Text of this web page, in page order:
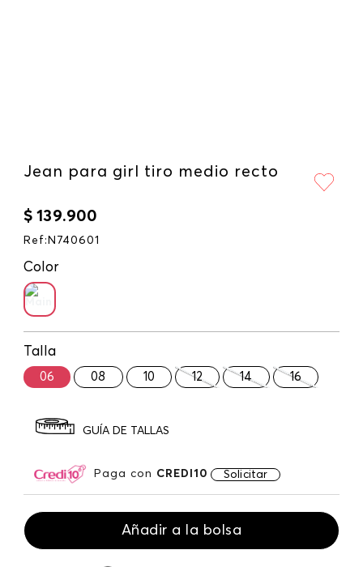
Jean para girl tiro medio recto
$ 139.900
Ref : N740601
Color
Talla
06 08 10 12 14 16
GUÍA DE TALLAS
Paga con CREDI10 Solicitar
Añadir a la bolsa